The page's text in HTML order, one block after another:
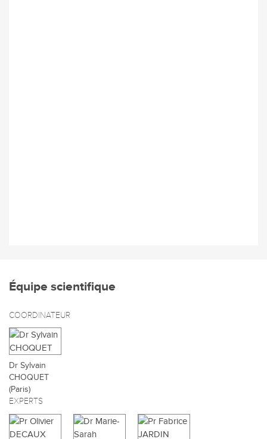
Équipe scientifique
COORDINATEUR
Dr Sylvain
CHOQUET
(Paris)
EXPERTS